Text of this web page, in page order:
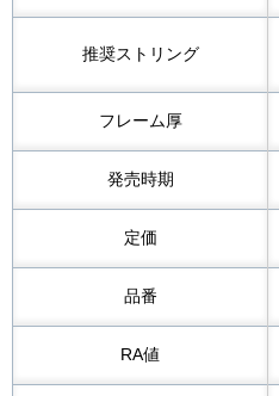
推奨ストリング
フレーム厚
発売時期
定価
品番
RA値